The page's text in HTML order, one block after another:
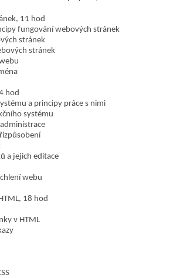
11 hod
fungování webových stránek
stránek
stránek
hod
a principy práce s nimi
systému
a jejich editace
webu
18 hod
v HTML